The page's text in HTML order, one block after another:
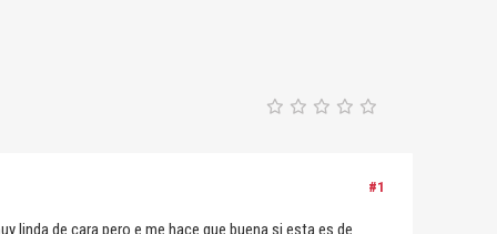
#1
linda de cara pero e me hace que buena si esta es de